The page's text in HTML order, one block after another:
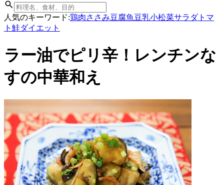
人気のキーワード:鶏肉ささみ豆腐魚豆乳小松菜サラダトマ
ト 鮭ダイエット
ラー油でピリ辛！レンチンな
すの中華和え